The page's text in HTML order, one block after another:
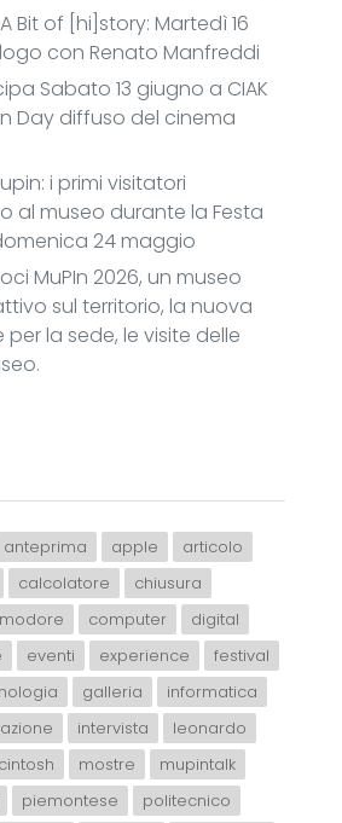
Bit of [hi]story: Martedì 16
con Renato Manfreddi
Sabato 13 giugno a CIAK
Day diffuso del cinema
i primi visitatori
al museo durante la Festa
24 maggio
MuPIn 2026, un museo
sul territorio, la nuova
la sede, le visite delle
anteprima apple
articolo
calcolatore
chiusura
computer
digital
eventi experience
festival
galleria
informatica
intervista
leonardo
mostre
mupintalk
piemontese
politecnico